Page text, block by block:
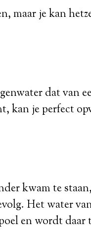
maar je kan
dat van
kan je perfect
kwam te
Het water
en wordt